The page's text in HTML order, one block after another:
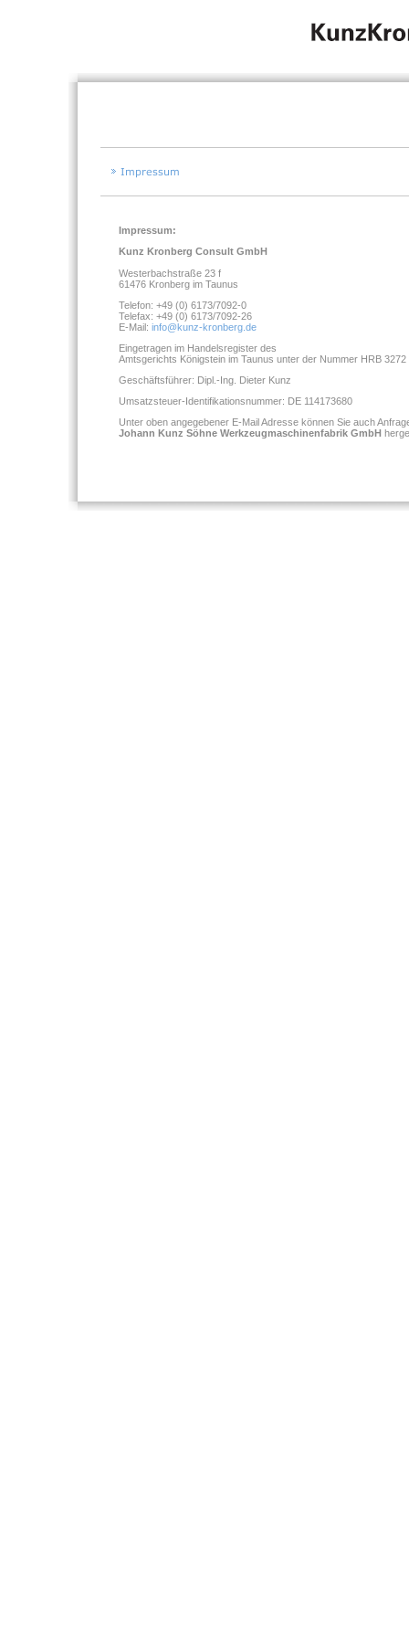
Impressum:
Kunz Kronberg Consult GmbH
Westerbachstraße 23 f
61476 Kronberg im Taunus
Telefon: +49 (0) 6173/7092-0
Telefax: +49 (0) 6173/7092-26
E-Mail: info@kunz-kronberg.de
Eingetragen im Handelsregister des
Amtsgerichts Königstein im Taunus unter der Nummer HRB 3272
Geschäftsführer: Dipl.-Ing. Dieter Kunz
Umsatzsteuer-Identifikationsnummer: DE 114173680
Unter oben angegebener E-Mail Adresse können Sie auch
Johann Kunz Söhne Werkzeugmaschinenfabrik GmbH